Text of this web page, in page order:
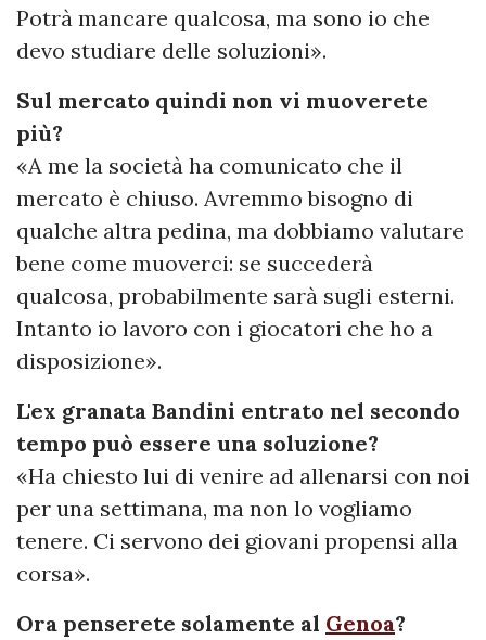
Potrà mancare qualcosa, ma sono io che
devo studiare delle soluzioni».
Sul mercato quindi non vi muoverete
più?
«A me la società ha comunicato che il
mercato è chiuso. Avremmo bisogno di
qualche altra pedina, ma dobbiamo valutare
bene come muoverci: se succederà
qualcosa, probabilmente sarà sugli esterni.
Intanto io lavoro con i giocatori che ho a
disposizione».
L'ex granata Bandini entrato nel secondo
tempo può essere una soluzione?
«Ha chiesto lui di venire ad allenarsi con noi
per una settimana, ma non lo vogliamo
tenere. Ci servono dei giovani propensi alla
corsa».
Ora penserete solamente al Genoa?